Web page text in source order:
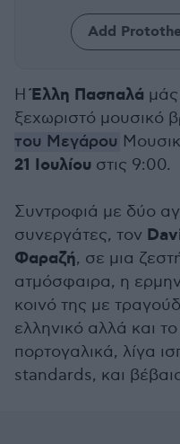
Add
ΗΈλλη Πασπαλά
ξεχωριστό μουσικό
του Μεγάρου
21 Ιουλίου στις 9:00.
Συντροφιά με δύο
συνεργάτες, τον
Φαραζή, σε μια
ατμόσφαιρα, η
κοινό της με
ελληνικό αλλά και
πορτογαλικά, λίγα
standards, και